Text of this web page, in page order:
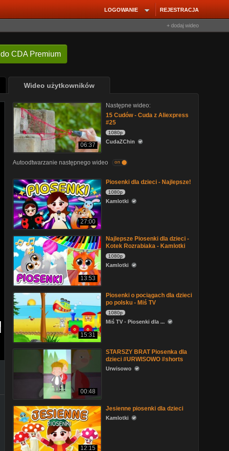
REJESTRACJA
LOGOWANIE
+ dodaj wideo
do CDA Premium
Wideo użytkowników
06:37
Następne wideo:
15 Cudów - Cuda z Aliexpress
#25
1080p
CudaZChin
Autoodtwarzanie następnego wideo on
27:00
Piosenki dla dzieci - Najlepsze!
1080p
Kamlotki
13:53
Najlepsze Piosenki dla dzieci -
Kotek Rozrabiaka - Kamlotki
1080p
Kamlotki
15:31
Piosenki o pociągach dla dzieci
po polsku - Miś TV
1080p
Miś TV - Piosenki dla ...
00:48
STARSZY BRAT Piosenka dla
dzieci #URWISOWO #shorts
Urwisowo
12:15
Jesienne piosenki dla dzieci
Kamlotki